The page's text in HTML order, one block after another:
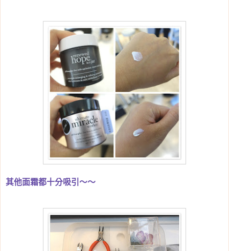
其他面霜都十分吸引～～